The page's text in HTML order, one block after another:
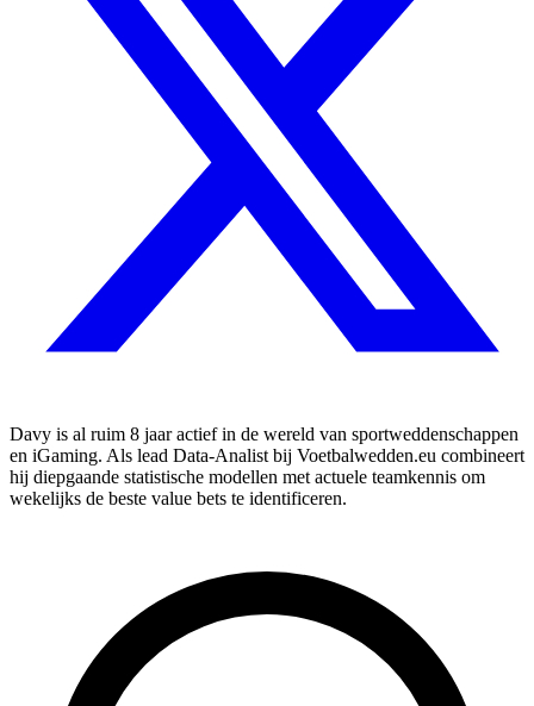
Davy is al ruim 8 jaar actief in de wereld van sportweddenschappen
en iGaming. Als lead Data-Analist bij Voetbalwedden.eu combineert
hij diepgaande statistische modellen met actuele teamkennis om
wekelijks de beste value bets te identificeren.